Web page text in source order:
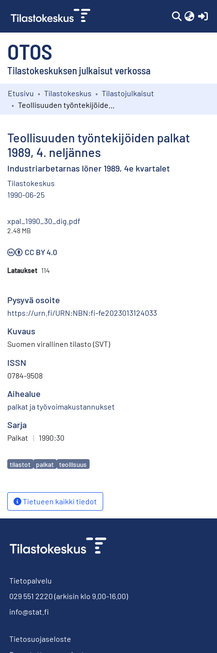
OTOS
Tilastokeskuksen julkaisut verkossa
Kokoelmat
Etusivu Tilastokeskus
Tilastojulkaisut
Teollisuuden työntekijöiden palkat
1989, 4. neljännes
Industriarbetarnas löner 1989, 4e kvartalet
Tilastokeskus
1990-06-25
xpal_1990_30_dig.pdf
2.48 MB
CC BY 4.0
Lataukset 114
Pysyvä osoite
https://urn.fi/URN:NBN:fi-fe2023013124033
Kuvaus
Suomen virallinen tilasto (SVT)
ISSN
0784-9508
Aihealue
palkat ja työvoimakustannukset
Sarja
Palkat | 1990:30
Avainsanat
tilastot palkat teollisuus
Tietueen kaikki tiedot
Tietopalvelu
029 551 2220 (arkisin klo 9.00-16.00)
info@stat.fi
Tietosuojaseloste